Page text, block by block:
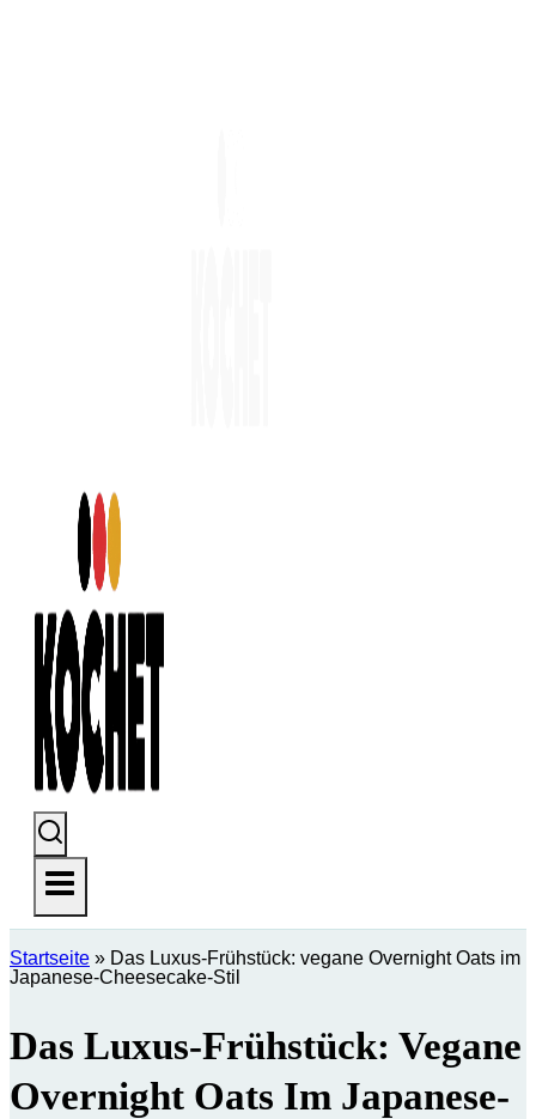
Startseite » Das Luxus-Frühstück: vegane Overnight Oats im
Japanese-Cheesecake-Stil
Das Luxus-Frühstück: Vegane
Overnight Oats Im Japanese-